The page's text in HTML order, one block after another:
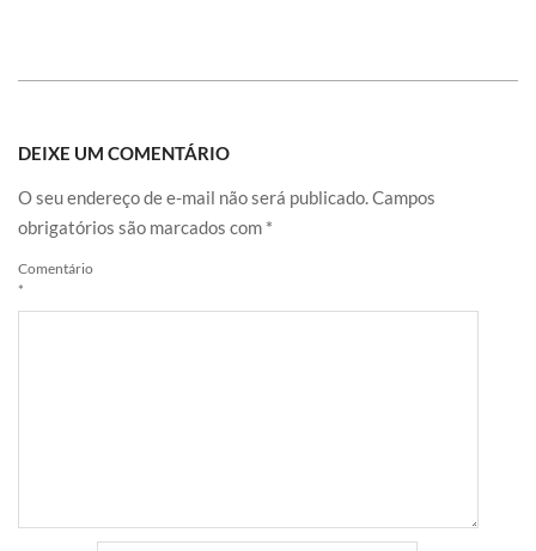
DEIXE UM COMENTÁRIO
O seu endereço de e-mail não será publicado.Campos
obrigatórios são marcados com *
Comentário
*